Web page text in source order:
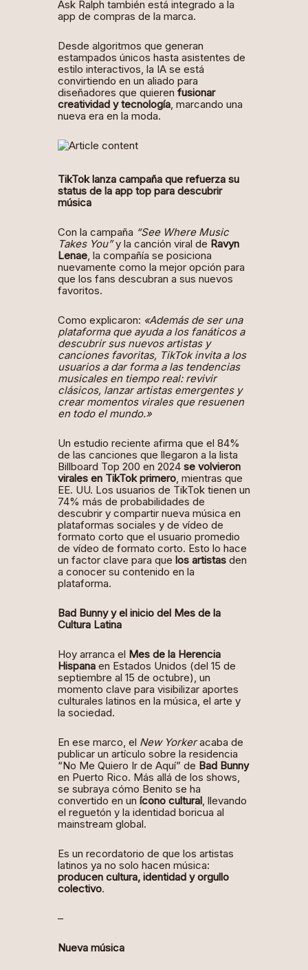
Ask Ralph también está integrado a la
app de compras de la marca.
Desde algoritmos que generan
estampados únicos hasta asistentes de
estilo interactivos, la IA se está
convirtiendo en un aliado para
diseñadores que quieren fusionar
creatividad y tecnología, marcando una
nueva era en la moda.
TikTok lanza campaña que refuerza su
status de la app top para descubrir
música
Con la campaña “See Where Music
Takes You”y la canción viral de Ravyn
Lenae, la compañía se posiciona
nuevamente como la mejor opción para
que los fans descubran a sus nuevos
favoritos.
Como explicaron: «Además de ser una
plataforma que ayuda a los fanáticos a
descubrir sus nuevos artistas y
canciones favoritas, TikTok invita a los
usuarios a dar forma a las tendencias
musicales en tiempo real: revivir
clásicos, lanzar artistas emergentes y
crear momentos virales que resuenen
en todo el mundo.»
Un estudio reciente afirma que el 84%
de las canciones que llegaron a la lista
Billboard Top 200 en 2024 se volvieron
virales en TikTok primero, mientras que
EE. UU. Los usuarios de TikTok tienen un
74% más de probabilidades de
descubrir y compartir nueva música en
plataformas sociales y de vídeo de
formato corto que el usuario promedio
de vídeo de formato corto. Esto lo hace
un factor clave para que los artistas den
a conocer su contenido en la
plataforma.
Bad Bunny y el inicio del Mes de la
Cultura Latina
Hoy arranca el Mes de la Herencia
Hispana en Estados Unidos (del 15 de
septiembre al 15 de octubre), un
momento clave para visibilizar aportes
culturales latinos en la música, el arte y
la sociedad.
En ese marco, el New Yorker acaba de
publicar un artículo sobre la residencia
“No Me Quiero Ir de Aquí” de Bad Bunny
en Puerto Rico. Más allá de los shows,
se subraya cómo Benito se ha
convertido en un ícono cultural, llevando
el reguetón y la identidad boricua al
mainstream global.
Es un recordatorio de que los artistas
latinos ya no solo hacen música:
producen cultura, identidad y orgullo
colectivo.
–
Nueva música